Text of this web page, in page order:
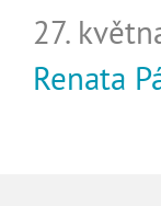
27.
Renata